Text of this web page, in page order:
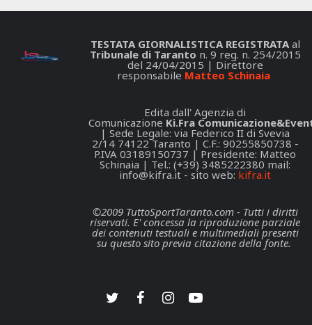
TESTATA GIORNALISTICA REGISTRATAal
Tribunale di Taranto n. 9 reg. n. 254/2015
del 24/04/2015 | Direttore
responsabile Matteo Schinaia
Edita dall' Agenzia di
Comunicazione Ki.Fra
| Sede Legale: via Federico II di Svevia
2/14 74122 Taranto | C.F.: 90255850738 -
P.IVA 03189150737 | Presidente: Matteo
Schinaia | Tel.: (+39) 3485222380 mail:
info@kifra.it - sito web: kifra.it
©2009 TuttoSportTaranto.com - Tutti i diritti
riservati. E' concessa la riproduzione parziale
dei contenuti testuali e multimediali presenti
su questo sito previa citazione della fonte.